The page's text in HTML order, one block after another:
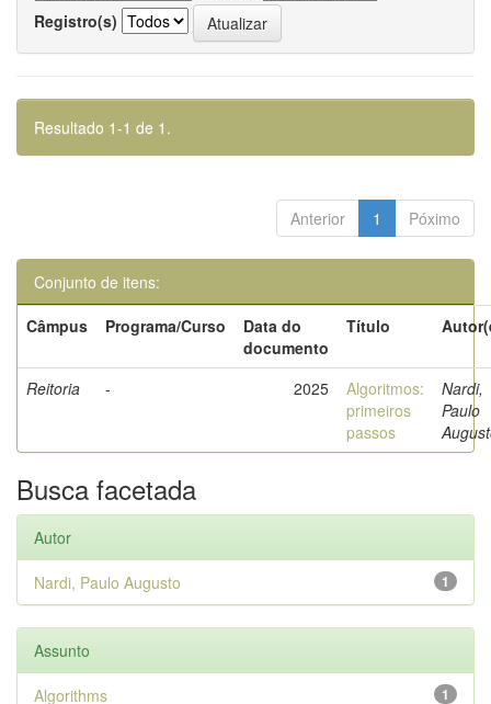
Registro(s)
Resultado 1-1 de 1.
Anterior 1 Póximo
Conjunto de itens:
Câmpus
Programa/Curso
Data do
documento
Título
Reitoria - 2025
Algoritmos:
primeiros
passos
Nardi,
Paulo
Busca facetada
Autor
1
Nardi, Paulo Augusto
Assunto
1
Algorithms